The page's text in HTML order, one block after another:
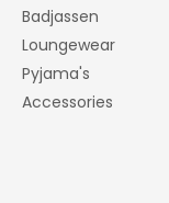
Badjassen
Loungewear
Pyjama's
Accessories